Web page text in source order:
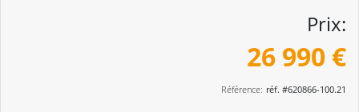
Prix:
26 990 €
Référence: réf. #620866-100.21